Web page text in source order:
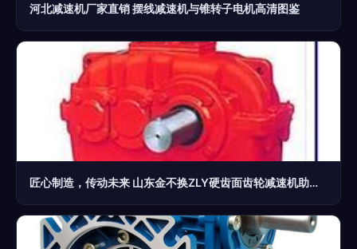
河北减速机厂家直销 摆线减速机与锥转子电机高清图鉴
匠心制造，传动未来 山东金不换ZLY硬齿面齿轮减速机助力优质搅拌装置